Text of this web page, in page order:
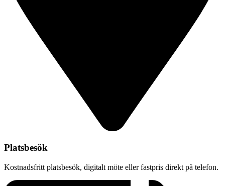
Platsbesök
Kostnadsfritt platsbesök, digitalt möte eller fastpris direkt på telefon.